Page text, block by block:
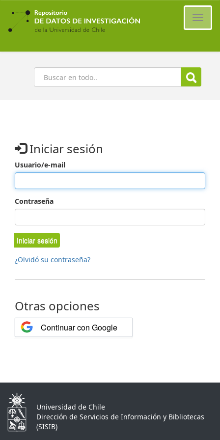
Ir
contenido
principal
Buscar
Iniciar sesión
Usuario/e-mail
Contraseña
Iniciar sesión
¿Olvidó su contraseña?
Otras opciones
Continuar con Google
Universidad de Chile
Dirección de Servicios de Información y Bibliotecas
(SISIB)